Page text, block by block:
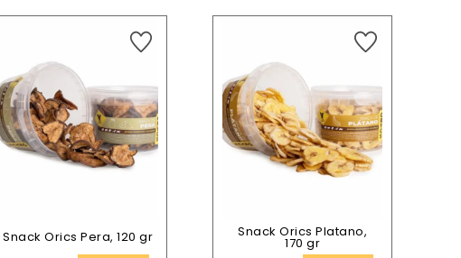
Snack Orics Pera, 120 gr Snack Orics Platano,
170 gr